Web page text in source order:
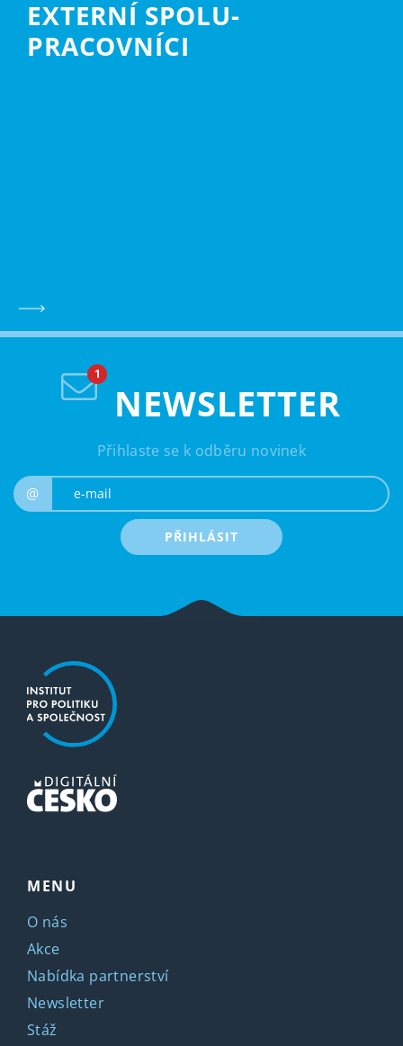
EXTERNÍ SPOLU­
PRACOVNÍCI
NEWSLETTER
Přihlaste se k odběru novinek
@
PŘIHLÁSIT
MENU
O nás
Akce
Nabídka partnerství
Newsletter
Stáž